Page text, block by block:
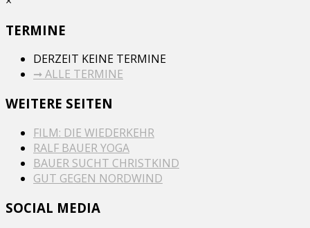
TERMINE
DERZEIT KEINE TERMINE
➞ ALLE TERMINE
WEITERE SEITEN
FILM: DIE WIEDERKEHR
RALF BAUER YOGA
BAUER SUCHT CHRISTKIND
GUT GEGEN NORDWIND
SOCIAL MEDIA